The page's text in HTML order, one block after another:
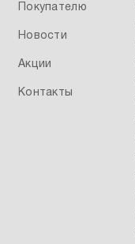
Покупателю
Новости
Акции
Контакты